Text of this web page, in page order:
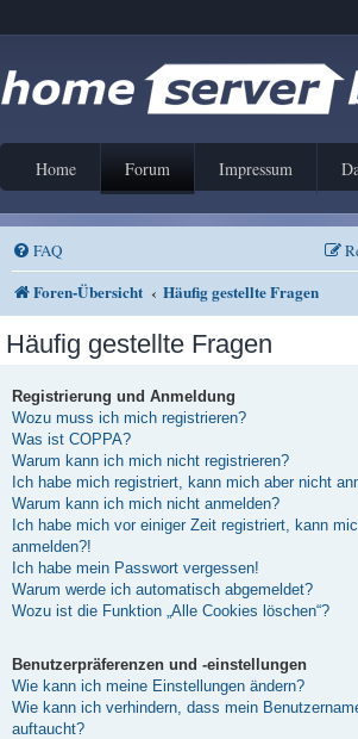
Home Forum Impressum
FAQ
Foren-Übersicht Häufig gestellte Fragen
Häufig gestellte Fragen
Registrierung und Anmeldung
Wozu muss ich mich registrieren?
Was ist COPPA?
Warum kann ich mich nicht registrieren?
Ich habe mich registriert, kann mich aber nicht
Warum kann ich mich nicht anmelden?
Ich habe mich vor einiger Zeit registriert, kann
anmelden?!
Ich habe mein Passwort vergessen!
Warum werde ich automatisch abgemeldet?
Wozu ist die Funktion „Alle Cookies löschen“?
Benutzerpräferenzen und -einstellungen
Wie kann ich meine Einstellungen ändern?
Wie kann ich verhindern, dass mein
auftaucht?